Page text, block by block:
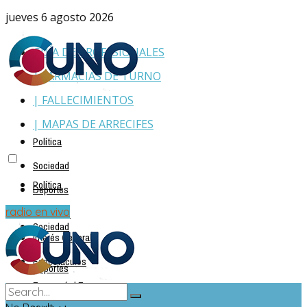
jueves 6 agosto 2026
GUÍA DE PROFESIONALES
| FARMACIAS DE TURNO
| FALLECIMIENTOS
| MAPAS DE ARRECIFES
Política
Sociedad
Deportes
Policiales
Interés General
Espectáculos
Economía | Empresas
Política
Sociedad
Deportes
radio en vivo